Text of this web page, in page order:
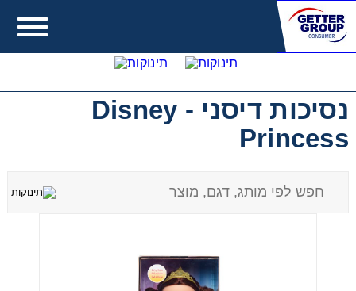
נסיכות דיסני - Disney
Princess
Contact form not found.